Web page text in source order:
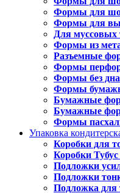
Формы для
Формы для
Для
Формы из
Разъемные
Формы
Формы без дна
Формы
Бумажные
Бумажные
Формы
Упаковка
Коробки для
Коробки
Подложки
Подложки
Подложка